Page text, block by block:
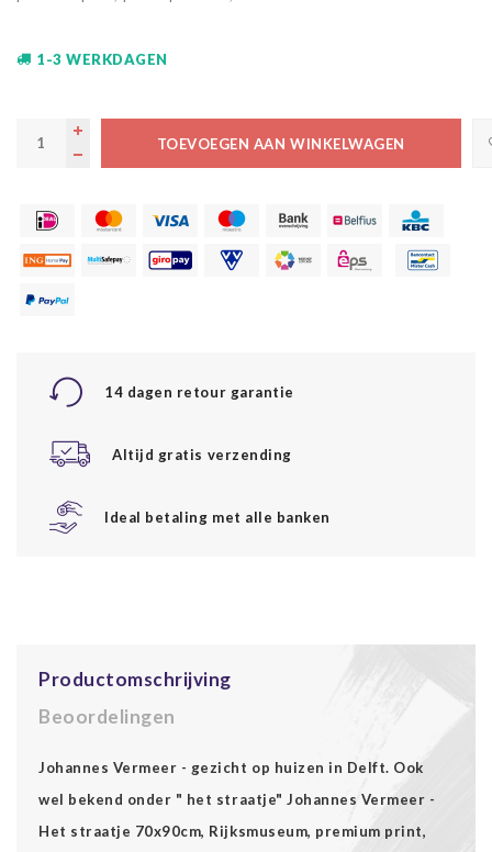
1-3 WERKDAGEN
TOEVOEGEN AAN WINKELWAGEN
14 dagen retour garantie
Altijd gratis verzending
Ideal betaling met alle banken
Productomschrijving
Beoordelingen
Johannes Vermeer - gezicht op huizen in Delft. Ook
wel bekend onder " het straatje" Johannes Vermeer -
Het straatje 70x90cm, Rijksmuseum, premium print,